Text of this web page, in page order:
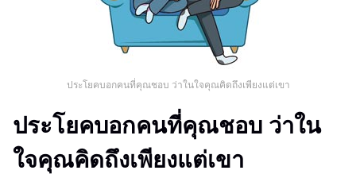
ประโยคบอกคนที่คุณชอบ ว่าในใจคุณคิดถึงเพียงแต่เขา
ประโยคบอกคนที่คุณชอบ ว่าใน
ใจคุณคิดถึงเพียงแต่เขา